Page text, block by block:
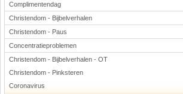
Complimentendag
Christendom - Bijbelverhalen
Christendom - Paus
Concentratieproblemen
Christendom - Bijbelverhalen - OT
Christendom - Pinksteren
Coronavirus